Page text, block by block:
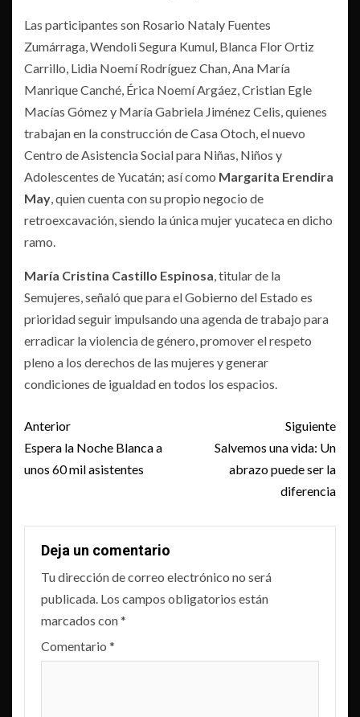
Las participantes son Rosario Nataly Fuentes
Zumárraga, Wendoli Segura Kumul, Blanca Flor Ortiz
Carrillo, Lidia Noemí Rodríguez Chan, Ana María
Manrique Canché, Érica Noemí Argáez, Cristian Egle
Macías Gómez y María Gabriela Jiménez Celis, quienes
trabajan en la construcción de Casa Otoch, el nuevo
Centro de Asistencia Social para Niñas, Niños y
Adolescentes de Yucatán; así como Margarita Erendira
May, quien cuenta con su propio negocio de
retroexcavación, siendo la única mujer yucateca en dicho
ramo.
María Cristina Castillo Espinosa, titular de la
Semujeres, señaló que para el Gobierno del Estado es
prioridad seguir impulsando una agenda de trabajo para
erradicar la violencia de género, promover el respeto
pleno a los derechos de las mujeres y generar
condiciones de igualdad en todos los espacios.
Post
navigation
Anterior
Espera la Noche Blanca a
unos 60 mil asistentes
Siguiente
Salvemos una vida: Un
abrazo puede ser la
diferencia
Deja un comentario
Tu dirección de correo electrónico no será
publicada. Los campos obligatorios están
marcados con*
Comentario *